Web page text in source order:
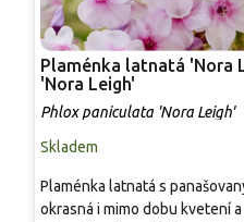
Plaménka latnatá 'Nora
'Nora Leigh'
Phlox paniculata 'Nora Leigh'
Skladem
Plaménka latnatá s
okrasná i mimo dobu kvetení